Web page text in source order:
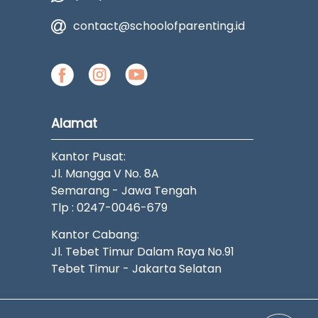
contact@schoolofparenting.id
Alamat
Kantor Pusat:
Jl. Mangga V No. 8A
Semarang - Jawa Tengah
Tlp : 0247-0046-679
Kantor Cabang:
Jl. Tebet Timur Dalam Raya No.91
Tebet Timur - Jakarta Selatan